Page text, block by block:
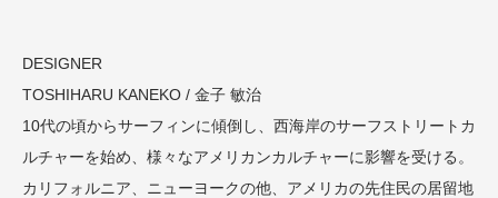
DESIGNER
TOSHIHARU KANEKO / 金子 敏治
10代の頃からサーフィンに傾倒し、西海岸のサーフストリートカ
ルチャーを始め、様々なアメリカンカルチャーに影響を受ける。
カリフォルニア、ニューヨークの他、アメリカの先住民の居留地